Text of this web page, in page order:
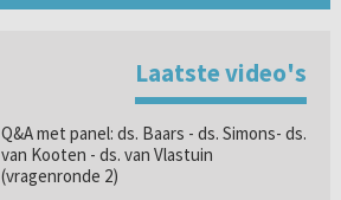
Laatste video's
Q&A met panel: ds. Baars - ds. Simons- ds.
van Kooten - ds. van Vlastuin
(vragenronde 2)